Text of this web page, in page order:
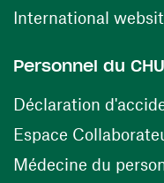
International
Personnel du
Déclaration
Espace
Médecine du